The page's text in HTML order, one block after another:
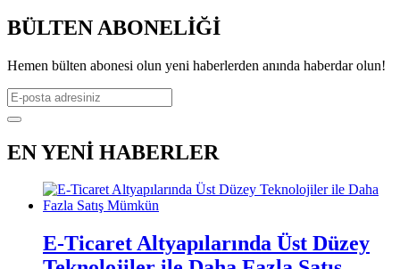
BÜLTEN ABONELİĞİ
Hemen bülten abonesi olun yeni haberlerden anında haberdar olun!
EN YENİ HABERLER
E-Ticaret Altyapılarında Üst Düzey